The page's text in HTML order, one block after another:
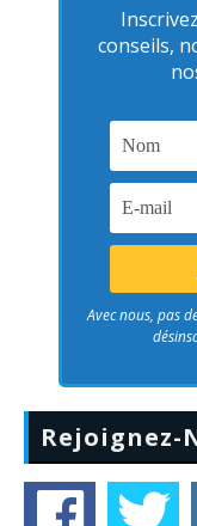
conseils,
Avec nous, pas
Rejoignez-